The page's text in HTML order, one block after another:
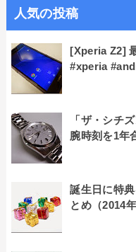
人気の投稿
[Xperia Z2]
#xperia
「ザ・シチ
腕時刻を1年
誕生日に特
とめ（2014年